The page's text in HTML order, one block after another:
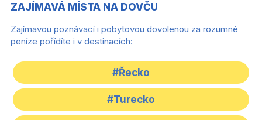
ZAJÍMAVÁ MÍSTA NA DOVČU
Zajímavou poznávací i pobytovou dovolenou za rozumné
peníze pořídíte i v destinacích:
#Řecko
#Turecko